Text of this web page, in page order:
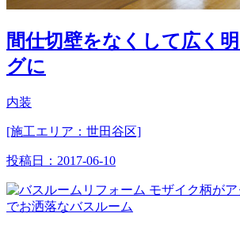
間仕切壁をなくして広く
グに
内装
[施工エリア：世田谷区]
投稿日： 2017-06-10